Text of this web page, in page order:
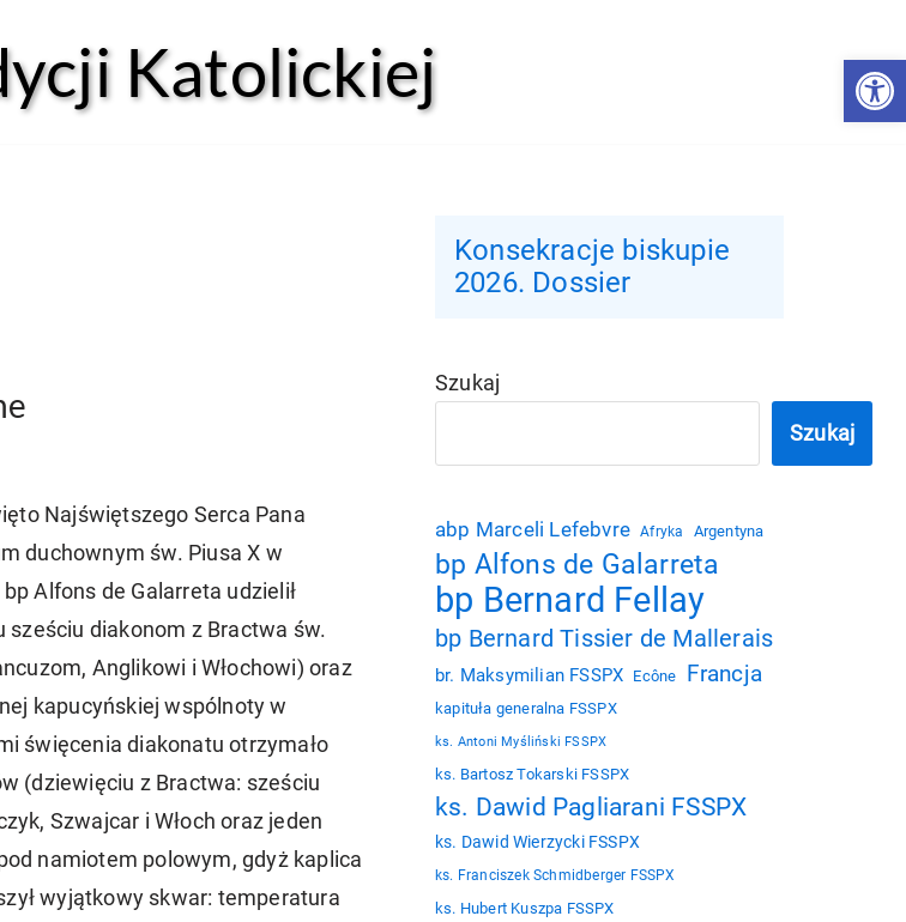
Katolickiej
Najświętszego Serca Pana
duchownym św. Piusa X w
Alfons de Galarreta udzielił
sześciu diakonom z Bractwa św.
Anglikowi i Włochowi) oraz
kapucyńskiej wspólnoty w
święcenia diakonatu otrzymało
(dziewięciu z Bractwa: sześciu
Szwajcar i Włoch oraz jeden
namiotem polowym, gdyż kaplica
wyjątkowy skwar: temperatura
Konsekracje biskupie
2026. Dossier
Szukaj
Szukaj
abp Marceli Lefebvre Afryka Argentyna
bp Alfons de Galarreta
bp Bernard Fellay
bp Bernard Tissier de Mallerais
br. Maksymilian FSSPX Ecône Francja
kapituła generalna FSSPX
ks. Antoni Myśliński FSSPX
ks. Bartosz Tokarski FSSPX
ks. Dawid Pagliarani FSSPX
ks. Dawid Wierzycki FSSPX
ks. Franciszek Schmidberger FSSPX
ks. Hubert Kuszpa FSSPX